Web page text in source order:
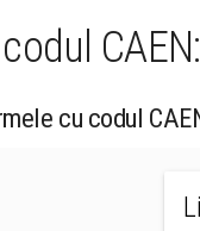
cu codul